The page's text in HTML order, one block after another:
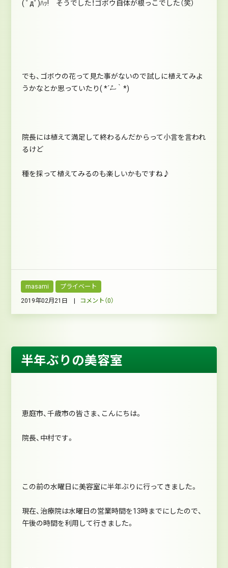
( ﾟдﾟ)ﾊｯ! そうでした！ゴボウ自体が根っこでした（笑）
でも、ゴボウの花って見た事がないので試しに植えてみよ
うかなとか思っていたり( *´ސު｀*)
院長には植えて満足して終わるんだからって小言を言われ
るけど
種を採って植えてみるのも楽しいかもですね♪
masami プライベート
2019年02月21日 | コメント（0）
半年ぶりの美容室
恵庭市、千歳市の皆さま、こんにちは。
院長、中村です。
この前の水曜日に美容室に半年ぶりに行ってきました。
現在、治療院は水曜日の営業時間を13時までにしたので、
午後の時間を利用して行きました。